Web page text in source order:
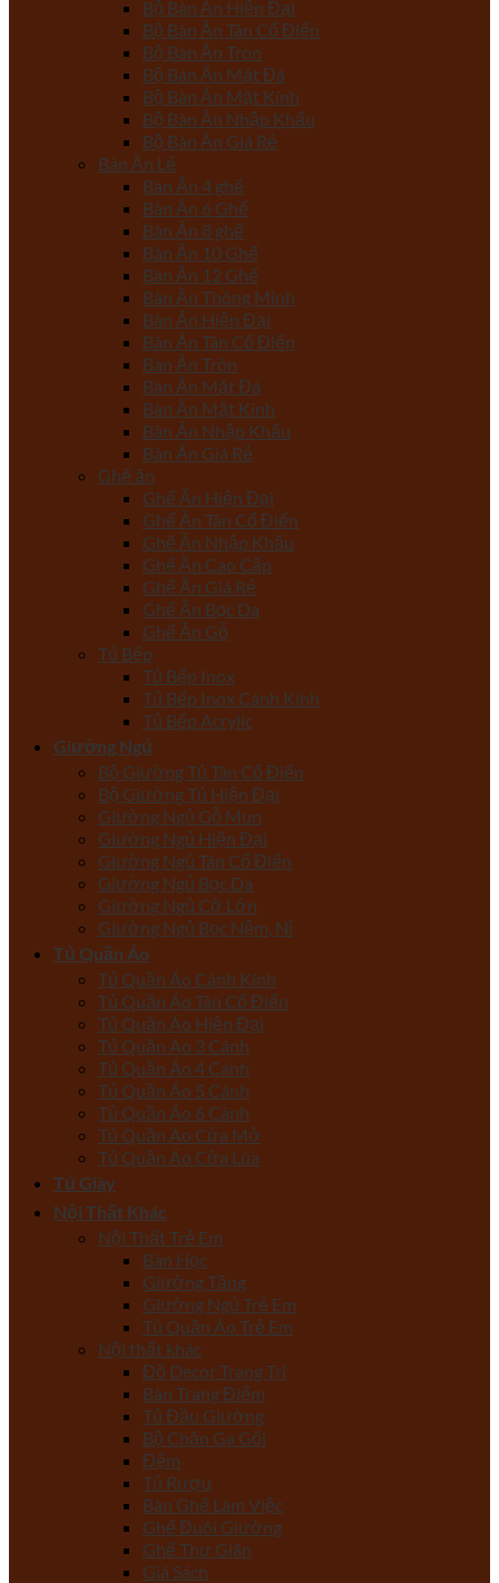
Bộ Bàn Ăn Hiện Đại
Bộ Bàn Ăn Tân Cổ Điển
Bộ Bàn Ăn Tròn
Bộ Bàn Ăn Mặt Đá
Bộ Bàn Ăn Mặt Kính
Bộ Bàn Ăn Nhập Khẩu
Bộ Bàn Ăn Giá Rẻ
Bàn Ăn Lẻ
Bàn Ăn 4 ghế
Bàn Ăn 6 Ghế
Bàn Ăn 8 ghế
Bàn Ăn 10 Ghế
Bàn Ăn 12 Ghế
Bàn Ăn Thông Minh
Bàn Ăn Hiện Đại
Bàn Ăn Tân Cổ Điển
Bàn Ăn Tròn
Bàn Ăn Mặt Đá
Bàn Ăn Mặt Kính
Bàn Ăn Nhập Khẩu
Bàn Ăn Giá Rẻ
Ghế ăn
Ghế Ăn Hiện Đại
Ghế Ăn Tân Cổ Điển
Ghế Ăn Nhập Khẩu
Ghế Ăn Cao Cấp
Ghế Ăn Giá Rẻ
Ghế Ăn Bọc Da
Ghế Ăn Gỗ
Tủ Bếp
Tủ Bếp Inox
Tủ Bếp Inox Cánh Kính
Tủ Bếp Acrylic
Giường Ngủ
Bộ Giường Tủ Tân Cổ Điển
Bộ Giường Tủ Hiện Đại
Giường Ngủ Gỗ Mun
Giường Ngủ Hiện Đại
Giường Ngủ Tân Cổ Điển
Giường Ngủ Bọc Da
Giường Ngủ Cỡ Lớn
Giường Ngủ Bọc Nệm, Nỉ
Tủ Quần Áo
Tủ Quần Áo Cánh Kính
Tủ Quần Áo Tân Cổ Điển
Tủ Quần Áo Hiện Đại
Tủ Quần Áo 3 Cánh
Tủ Quần Áo 4 Cánh
Tủ Quần Áo 5 Cánh
Tủ Quần Áo 6 Cánh
Tủ Quần Áo Cửa Mở
Tủ Quần Áo Cửa Lùa
Tủ Giày
Nội Thất Khác
Nội Thất Trẻ Em
Bàn Học
Giường Tầng
Giường Ngủ Trẻ Em
Tủ Quần Áo Trẻ Em
Nội thất khác
Đồ Decor Trang Trí
Bàn Trang Điểm
Tủ Đầu Giường
Bộ Chăn Ga Gối
Đệm
Tủ Rượu
Bàn Ghế Làm Việc
Ghế Đuôi Giường
Ghế Thư Giãn
Giá Sách